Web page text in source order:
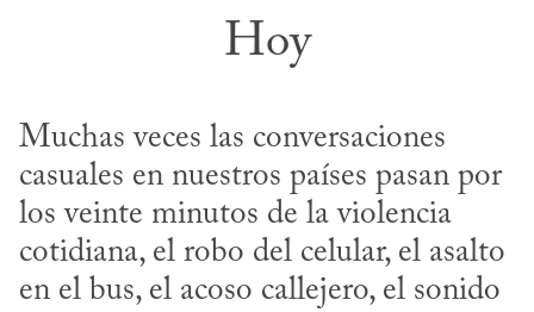
Hoy
Muchas veces las conversaciones
casuales en nuestros países pasan por
los veinte minutos de la violencia
cotidiana, el robo del celular, el asalto
en el bus, el acoso callejero, el sonido